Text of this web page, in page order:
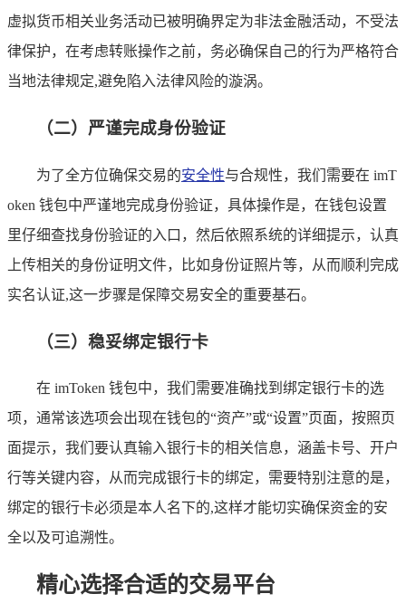
虚拟货币相关业务活动已被明确界定为非法金融活动，不受法
律保护，在考虑转账操作之前，务必确保自己的行为严格符合
当地法律规定,避免陷入法律风险的漩涡。
（二）严谨完成身份验证
为了全方位确保交易的安全性与合规性，我们需要在 imT
oken 钱包中严谨地完成身份验证，具体操作是，在钱包设置
里仔细查找身份验证的入口，然后依照系统的详细提示，认真
上传相关的身份证明文件，比如身份证照片等，从而顺利完成
实名认证,这一步骤是保障交易安全的重要基石。
（三）稳妥绑定银行卡
在 imToken 钱包中，我们需要准确找到绑定银行卡的选
项，通常该选项会出现在钱包的“资产”或“设置”页面，按照页
面提示，我们要认真输入银行卡的相关信息，涵盖卡号、开户
行等关键内容，从而完成银行卡的绑定，需要特别注意的是，
绑定的银行卡必须是本人名下的,这样才能切实确保资金的安
全以及可追溯性。
精心选择合适的交易平台